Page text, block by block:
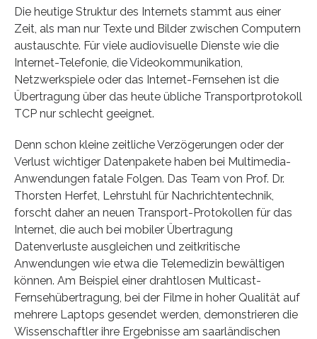
Die heutige Struktur des Internets stammt aus einer
Zeit, als man nur Texte und Bilder zwischen Computern
austauschte. Für viele audiovisuelle Dienste wie die
Internet-Telefonie, die Videokommunikation,
Netzwerkspiele oder das Internet-Fernsehen ist die
Übertragung über das heute übliche Transportprotokoll
TCP nur schlecht geeignet.
Denn schon kleine zeitliche Verzögerungen oder der
Verlust wichtiger Datenpakete haben bei Multimedia-
Anwendungen fatale Folgen. Das Team von Prof. Dr.
Thorsten Herfet, Lehrstuhl für Nachrichtentechnik,
forscht daher an neuen Transport-Protokollen für das
Internet, die auch bei mobiler Übertragung
Datenverluste ausgleichen und zeitkritische
Anwendungen wie etwa die Telemedizin bewältigen
können. Am Beispiel einer drahtlosen Multicast-
Fernsehübertragung, bei der Filme in hoher Qualität auf
mehrere Laptops gesendet werden, demonstrieren die
Wissenschaftler ihre Ergebnisse am saarländischen